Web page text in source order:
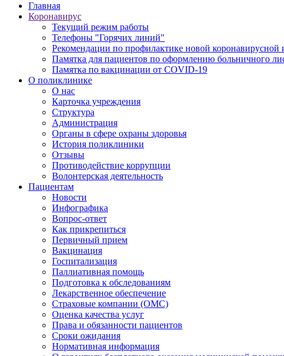
Главная
Коронавирус
Текущий режим работы
Телефоны "Горячих линий"
Рекомендации по профилактике новой
Памятка для пациентов по оформлению больничного
Памятка по вакцинации от COVID-19
О поликлинике
О нас
Карточка учреждения
Структура
Администрация
Органы в сфере охраны здоровья
История поликлиники
Отзывы
Противодействие коррупции
Волонтерская деятельность
Пациентам
Новости
Инфографика
Вопрос-ответ
Как прикрепиться
Первичный прием
Вакцинация
Госпитализация
Паллиативная помощь
Подготовка к обследованиям
Лекарственное обеспечение
Страховые компании (ОМС)
Оценка качества услуг
Права и обязанности пациентов
Сроки ожидания
Нормативная информация